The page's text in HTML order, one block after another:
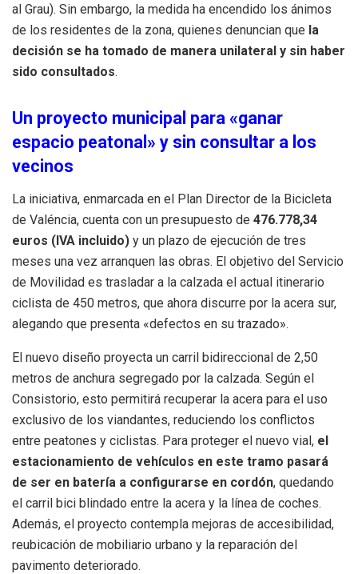
al Grau). Sin embargo, la medida ha encendido los ánimos
de los residentes de la zona, quienes denuncian que la
decisión se ha tomado de manera unilateral y sin haber
sido consultados.
Un proyecto municipal para «ganar
espacio peatonal» y sin consultar a los
vecinos
La iniciativa, enmarcada en el Plan Director de la Bicicleta
de Valéncia, cuenta con un presupuesto de 476.778,34
euros (IVA incluido) y un plazo de ejecución de tres
meses una vez arranquen las obras. El objetivo del Servicio
de Movilidad es trasladar a la calzada el actual itinerario
ciclista de 450 metros, que ahora discurre por la acera sur,
alegando que presenta «defectos en su trazado».
El nuevo diseño proyecta un carril bidireccional de 2,50
metros de anchura segregado por la calzada. Según el
Consistorio, esto permitirá recuperar la acera para el uso
exclusivo de los viandantes, reduciendo los conflictos
entre peatones y ciclistas. Para proteger el nuevo vial, el
estacionamiento de vehículos en este tramo pasará
de ser en batería a configurarse en cordón, quedando
el carril bici blindado entre la acera y la línea de coches.
Además, el proyecto contempla mejoras de accesibilidad,
reubicación de mobiliario urbano y la reparación del
pavimento deteriorado.